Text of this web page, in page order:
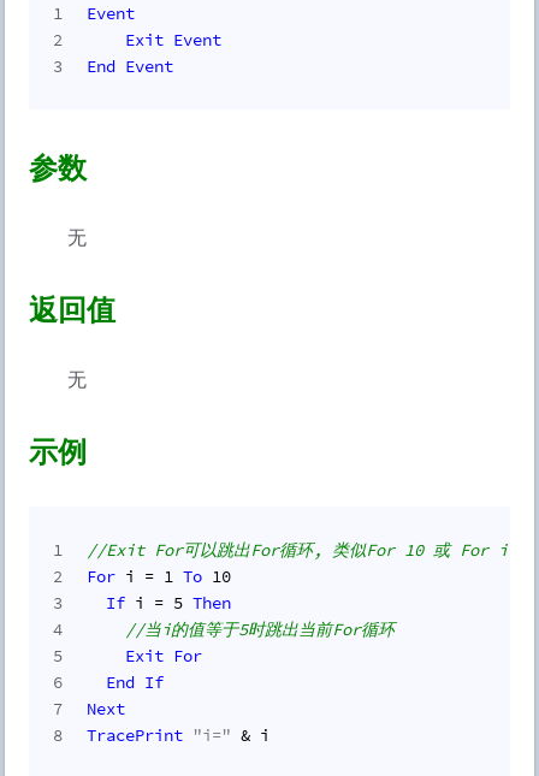
1
2
3
Event
Exit Event
End Event
参数
无
返回值
无
示例
1
2
3
4
5
6
7
8
//Exit For可以跳出For循环, 类似For 10 或 For i =
For i = 1 To 10
If i = 5 Then
//当i的值等于5时跳出当前For循环
Exit For
End If
Next
TracePrint "i=" & i